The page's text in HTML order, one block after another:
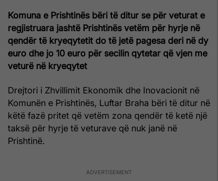
Komuna e Prishtinës bëri të ditur se për veturat e
regjistruara jashtë Prishtinës vetëm për hyrje në
qendër të kryeqytetit do të jetë pagesa deri në dy
euro dhe jo 10 euro për secilin qytetar që vjen me
veturë në kryeqytet
Drejtori i Zhvillimit Ekonomik dhe Inovacionit në
Komunën e Prishtinës, Luftar Braha bëri të ditur në
këtë fazë pritet që vetëm zona qendër të ketë një
taksë për hyrje të veturave që nuk janë në
Prishtinë.